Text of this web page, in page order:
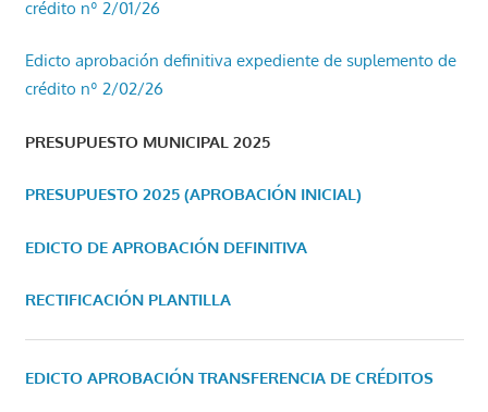
crédito nº 2/01/26
Edicto aprobación definitiva expediente de suplemento de
crédito nº 2/02/26
PRESUPUESTO MUNICIPAL 2025
PRESUPUESTO 2025 (APROBACIÓN INICIAL)
EDICTO DE APROBACIÓN DEFINITIVA
RECTIFICACIÓN PLANTILLA
EDICTO APROBACIÓN TRANSFERENCIA DE CRÉDITOS